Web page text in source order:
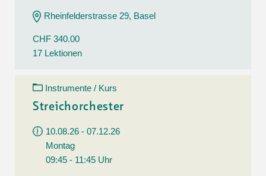
Rheinfelderstrasse 29, Basel
CHF 340.00
17 Lektionen
Instrumente / Kurs
Streichorchester
10.08.26 - 07.12.26
Montag
09:45 - 11:45 Uhr